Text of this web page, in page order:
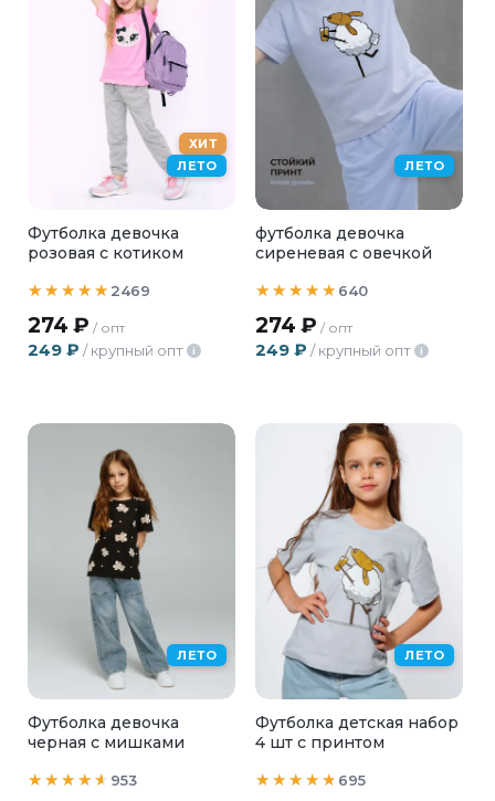
ХИТ
ЛЕТО
Футболка девочка
розовая с котиком
2469
274 ₽ / опт
249 ₽ / крупный опт i
ЛЕТО
футболка девочка
сиреневая с овечкой
640
274 ₽ / опт
249 ₽ / крупный опт i
ЛЕТО
Футболка девочка
черная с мишками
953
ЛЕТО
Футболка детская набор
4 шт с принтом
695